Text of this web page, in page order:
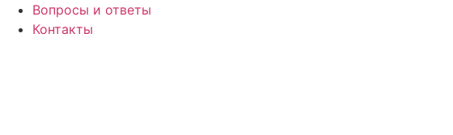
Вопросы и ответы
Контакты